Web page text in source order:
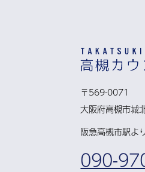
〒569-0071
大阪府高槻市
阪急高槻市駅よ
090-